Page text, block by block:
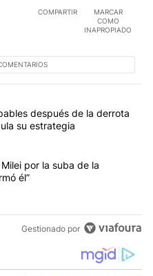
COMPARTIR
MARCAR
COMO
INAPROPIADO
más comentarios en los
"La Rosada busca
después de la derrota
su estrategia
"Kicillof apuntó contra Milei
por la suba de la
él”
Gestionado por